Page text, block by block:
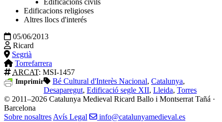
Edificacions civils
Edificacions religioses
Altres llocs d'interés
05/06/2013
Ricard
Segrià
Torrefarrera
ARCAT: MSI-1457
Imprimir Bé Cultural d'Interès Nacional, Catalunya,
Desaparegut, Edificació segle XII, Lleida, Torres
© 2011–2026 Catalunya Medieval Ricard Ballo i Montserrat Tañá ·
Barcelona
Sobre nosaltres Avís Legal
info@catalunyamedieval.es